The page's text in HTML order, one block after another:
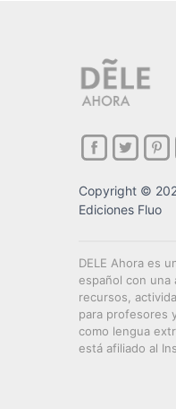
Copyright ©
Ediciones Fluo
DELE Ahora es
español con una
recursos,
para profesores
como lengua
está afiliado al